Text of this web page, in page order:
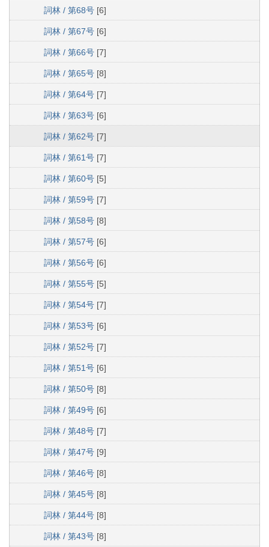
詞林 / 第68号 [6]
詞林 / 第67号 [6]
詞林 / 第66号 [7]
詞林 / 第65号 [8]
詞林 / 第64号 [7]
詞林 / 第63号 [6]
詞林 / 第62号 [7]
詞林 / 第61号 [7]
詞林 / 第60号 [5]
詞林 / 第59号 [7]
詞林 / 第58号 [8]
詞林 / 第57号 [6]
詞林 / 第56号 [6]
詞林 / 第55号 [5]
詞林 / 第54号 [7]
詞林 / 第53号 [6]
詞林 / 第52号 [7]
詞林 / 第51号 [6]
詞林 / 第50号 [8]
詞林 / 第49号 [6]
詞林 / 第48号 [7]
詞林 / 第47号 [9]
詞林 / 第46号 [8]
詞林 / 第45号 [8]
詞林 / 第44号 [8]
詞林 / 第43号 [8]